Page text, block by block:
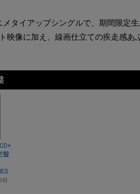
メタイアップシングルで、期間限定
映像に加え、線画仕立ての疾走感あ
盤
日